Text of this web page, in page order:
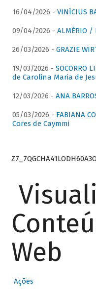
16/04/2026 - VINÍCIUS
09/04/2026 - ALMÉRIO
26/03/2026 - GRAZIE
19/03/2026 - SOCORRO
de Carolina Maria de
12/03/2026 - ANA
05/03/2026 - FABIANA
Cores de Caymmi
Web
Ações